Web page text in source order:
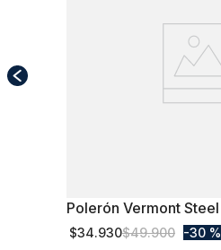
XL
Polerón Vermont Steel
$34.930$49.900 30 %